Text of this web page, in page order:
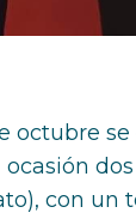
octubre
ocasión
con un